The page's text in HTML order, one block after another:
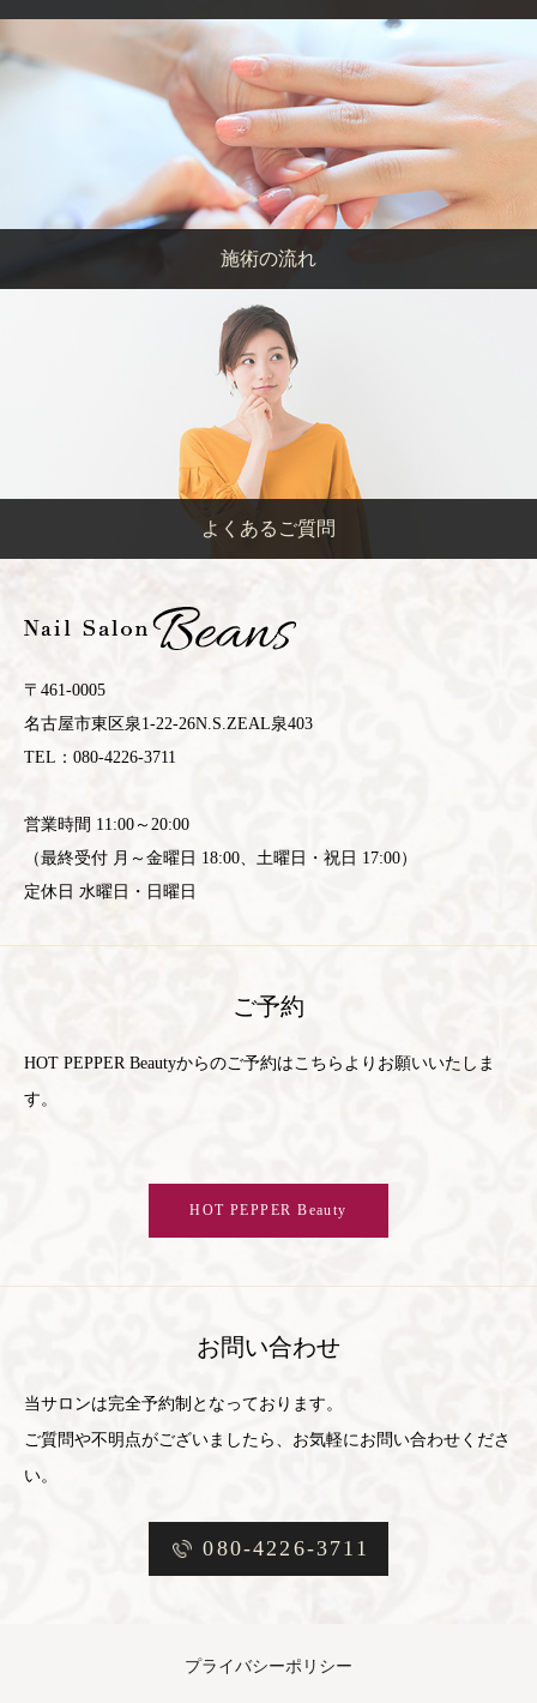
施術の流れ
よくあるご質問
〒461-0005
名古屋市東区泉1-22-26N.S.ZEAL泉403
TEL：080-4226-3711
営業時間 11:00～20:00
（最終受付 月～金曜日 18:00、土曜日・祝日 17:00）
定休日 水曜日・日曜日
ご予約
HOT PEPPER Beautyからのご予約はこちらよりお願いいたしま
す。
HOT PEPPER Beauty
お問い合わせ
当サロンは完全予約制となっております。
ご質問や不明点がございましたら、お気軽にお問い合わせくださ
い。
080-4226-3711
プライバシーポリシー